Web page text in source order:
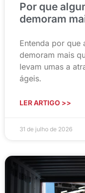
Por que
demoram
Entenda por que
demoram mais
levam umas a
ágeis.
LER ARTIGO >>
31 de julho de 2026